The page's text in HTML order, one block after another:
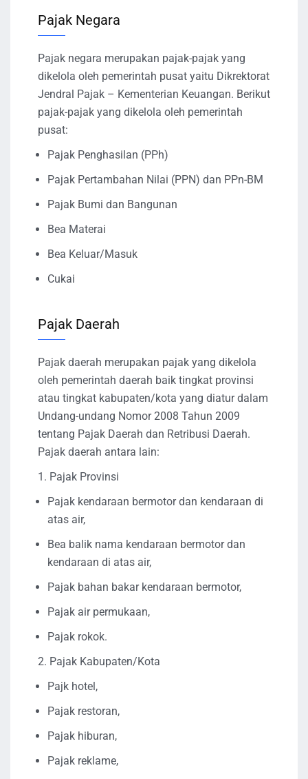
Pajak Negara
Pajak negara merupakan pajak-pajak yang
dikelola oleh pemerintah pusat yaitu Dikrektorat
Jendral Pajak – Kementerian Keuangan. Berikut
pajak-pajak yang dikelola oleh pemerintah
pusat:
Pajak Penghasilan (PPh)
Pajak Pertambahan Nilai (PPN) dan PPn-BM
Pajak Bumi dan Bangunan
Bea Materai
Bea Keluar/Masuk
Cukai
Pajak Daerah
Pajak daerah merupakan pajak yang dikelola
oleh pemerintah daerah baik tingkat provinsi
atau tingkat kabupaten/kota yang diatur dalam
Undang-undang Nomor 2008 Tahun 2009
tentang Pajak Daerah dan Retribusi Daerah.
Pajak daerah antara lain:
1. Pajak Provinsi
Pajak kendaraan bermotor dan kendaraan di
atas air,
Bea balik nama kendaraan bermotor dan
kendaraan di atas air,
Pajak bahan bakar kendaraan bermotor,
Pajak air permukaan,
Pajak rokok.
2. Pajak Kabupaten/Kota
Pajk hotel,
Pajak restoran,
Pajak hiburan,
Pajak reklame,